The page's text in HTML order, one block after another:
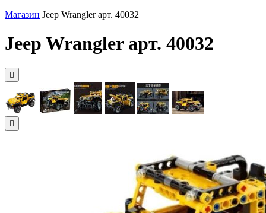
Магазин Jeep Wrangler арт. 40032
Jeep Wrangler арт. 40032